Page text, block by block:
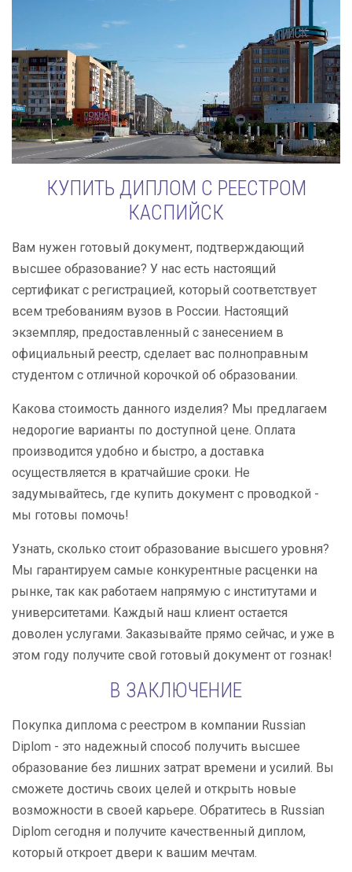
КУПИТЬ ДИПЛОМ С РЕЕСТРОМ
КАСПИЙСК
Вам нужен готовый документ, подтверждающий
высшее образование? У нас есть настоящий
сертификат с регистрацией, который соответствует
всем требованиям вузов в России. Настоящий
экземпляр, предоставленный с занесением в
официальный реестр, сделает вас полноправным
студентом с отличной корочкой об образовании.
Какова стоимость данного изделия? Мы предлагаем
недорогие варианты по доступной цене. Оплата
производится удобно и быстро, а доставка
осуществляется в кратчайшие сроки. Не
задумывайтесь, где купить документ с проводкой -
мы готовы помочь!
Узнать, сколько стоит образование высшего уровня?
Мы гарантируем самые конкурентные расценки на
рынке, так как работаем напрямую с институтами и
университетами. Каждый наш клиент остается
доволен услугами. Заказывайте прямо сейчас, и уже в
этом году получите свой готовый документ от гознак!
В ЗАКЛЮЧЕНИЕ
Покупка диплома с реестром в компании Russian
Diplom - это надежный способ получить высшее
образование без лишних затрат времени и усилий. Вы
сможете достичь своих целей и открыть новые
возможности в своей карьере. Обратитесь в Russian
Diplom сегодня и получите качественный диплом,
который откроет двери к вашим мечтам.